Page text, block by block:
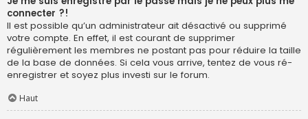
connecter ?!
Il est possible qu’un administrateur ait désactivé ou supprimé
votre compte. En effet, il est courant de supprimer
régulièrement les membres ne postant pas pour réduire la taille
de la base de données. Si cela vous arrive, tentez de vous ré-
enregistrer et soyez plus investi sur le forum.
Haut